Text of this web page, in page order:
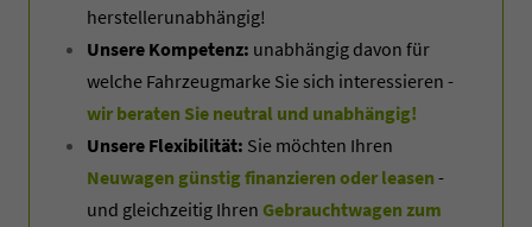
herstellerunabhängig!
Unsere Kompetenz: unabhängig davon für
welche Fahrzeugmarke Sie sich interessieren -
wir beraten Sie neutral und unabhängig!
Unsere Flexibilität: Sie möchten Ihren
Neuwagen günstig finanzieren oder leasen -
und gleichzeitig Ihren Gebrauchtwagen zum